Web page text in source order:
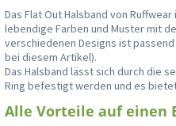
Das Flat Out Halsband von
lebendige Farben und Muster mit
verschiedenen Designs ist
bei diesem Artikel).
Das Halsband lässt sich durch die
Ring befestigt werden und es
Alle Vorteile auf einen